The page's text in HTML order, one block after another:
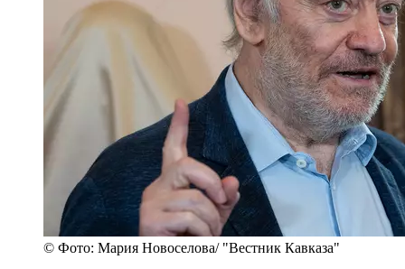
© Фото: Мария Новоселова/ "Вестник Кавказа"